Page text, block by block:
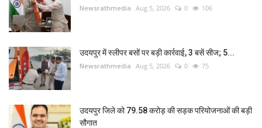
Newsrathmedia Aug 5, 2026 0 106
उदयपुर में स्लीपर बसों पर बड़ी कार्रवाई, 3 बसें सीज; 5...
Newsrathmedia Aug 5, 2026 0 75
उदयपुर जिले को 79.58 करोड़ की सड़क परियोजनाओं की बड़ी
सौगात